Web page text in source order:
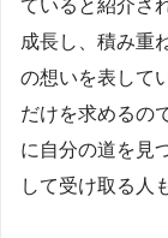
ていると紹介さ
成長し、積み重
の想いを表して
だけを求めるの
に自分の道を見
して受け取る人